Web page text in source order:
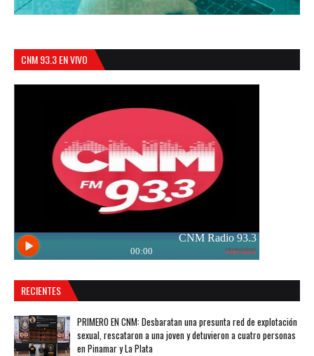
CNM 93.3 EN VIVO
RECIENTES
PRIMERO EN CNM: Desbaratan una presunta red de explotación
sexual, rescataron a una joven y detuvieron a cuatro personas
en Pinamar y La Plata